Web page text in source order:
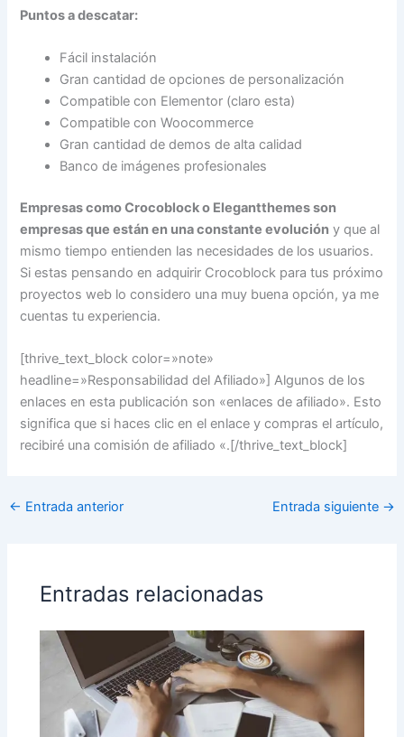
Puntos a descatar:
Fácil instalación
Gran cantidad de opciones de personalización
Compatible con Elementor (claro esta)
Compatible con Woocommerce
Gran cantidad de demos de alta calidad
Banco de imágenes profesionales
Empresas como Crocoblock o Elegantthemes son
empresas que están en una constante evolución y que al
mismo tiempo entienden las necesidades de los usuarios.
Si estas pensando en adquirir Crocoblock para tus próximo
proyectos web lo considero una muy buena opción, ya me
cuentas tu experiencia.
[thrive_text_block color=»note»
headline=»Responsabilidad del Afiliado»] Algunos de los
enlaces en esta publicación son «enlaces de afiliado». Esto
significa que si haces clic en el enlace y compras el artículo,
recibiré una comisión de afiliado «.[/thrive_text_block]
← Entrada anterior Entrada siguiente →
Entradas relacionadas